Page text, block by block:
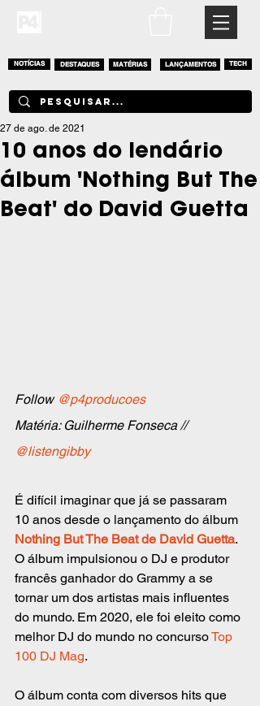
NOTÍCIAS DESTAQUES MATÉRIAS LANÇAMENTOS TECH
10 anos do lendário
álbum 'Nothing But The
Beat' do David Guetta
27 de ago. de 2021
Follow @p4producoes
Matéria: Guilherme Fonseca //
@listengibby
É difícil imaginar que já se passaram
10 anos desde o lançamento do álbum
Nothing But The Beat de David Guetta.
O álbum impulsionou o DJ e produtor
francês ganhador do Grammy a se
tornar um dos artistas mais influentes
do mundo. Em 2020, ele foi eleito como
melhor DJ do mundo no concurso Top
100 DJ Mag.
O álbum conta com diversos hits que